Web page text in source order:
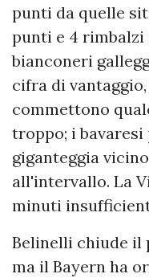
punti da quelle
punti e 4 rimbalzi
bianconeri
cifra di
commettono
troppo; i
giganteggia
all'intervallo. La
minuti
Belinelli chiude il
ma il Bayern ha